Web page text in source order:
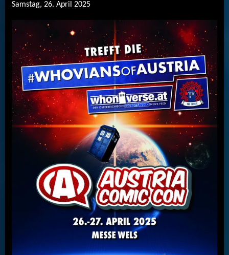
Samstag, 26. April 2025